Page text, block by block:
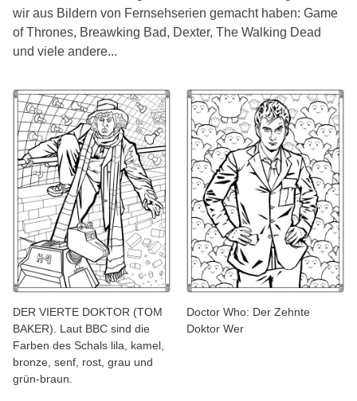
wir aus Bildern von Fernsehserien gemacht haben: Game
of Thrones, Breawking Bad, Dexter, The Walking Dead
und viele andere...
DER VIERTE DOKTOR (TOM
BAKER). Laut BBC sind die
Farben des Schals lila, kamel,
bronze, senf, rost, grau und
grün-braun.
Doctor Who: Der Zehnte
Doktor Wer